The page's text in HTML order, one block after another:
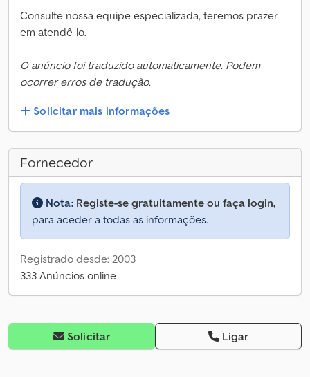
Consulte nossa equipe especializada, teremos prazer
em atendê-lo.
O anúncio foi traduzido automaticamente. Podem
ocorrer erros de tradução.
Solicitar mais informações
Fornecedor
Nota: Registe-se gratuitamente ou faça login,
para aceder a todas as informações.
Registrado desde: 2003
333 Anúncios online
Solicitar Ligar